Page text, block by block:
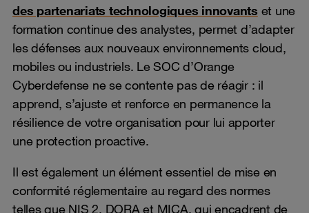
des partenariats technologiques innovants et une
formation continue des analystes, permet d’adapter
les défenses aux nouveaux environnements cloud,
mobiles ou industriels. Le SOC d’Orange
Cyberdefense ne se contente pas de réagir : il
apprend, s’ajuste et renforce en permanence la
résilience de votre organisation pour lui apporter
une protection proactive.
Il est également un élément essentiel de mise en
conformité réglementaire au regard des normes
telles que NIS 2, DORA et MICA, qui encadrent de